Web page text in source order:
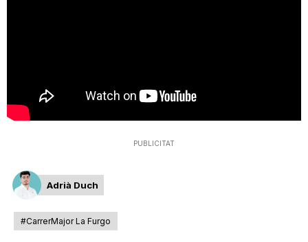
a
PUBLICITAT
Adrià Duch
#CarrerMajor La Furgo